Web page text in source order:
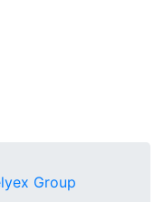
Group